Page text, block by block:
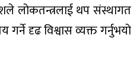
लोकतन्त्रलाई थप संस्थागत
दृढ विश्वास व्यक्त गर्नुभयो